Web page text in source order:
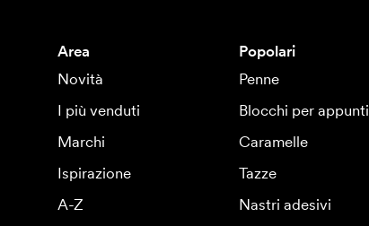
Area
Novità
I più venduti
Marchi
Ispirazione
A-Z
Popolari
Penne
Blocchi per appunti
Caramelle
Tazze
Nastri adesivi